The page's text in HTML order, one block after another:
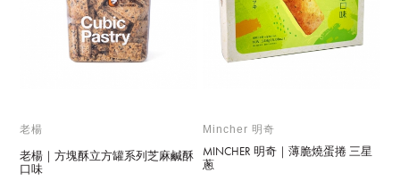
老楊
老楊｜方塊酥立方罐系列芝麻鹹酥
口味
Mincher 明奇
MINCHER 明奇｜薄脆燒蛋捲 三星
蔥